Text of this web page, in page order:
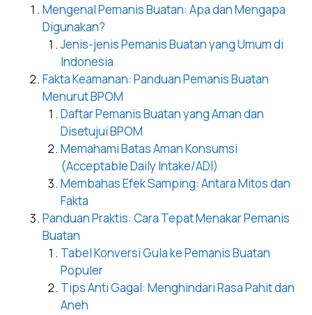
Mengenal Pemanis Buatan: Apa dan Mengapa
Digunakan?
Jenis-jenis Pemanis Buatan yang Umum di
Indonesia
Fakta Keamanan: Panduan Pemanis Buatan
Menurut BPOM
Daftar Pemanis Buatan yang Aman dan
Disetujui BPOM
Memahami Batas Aman Konsumsi
(Acceptable Daily Intake/ADI)
Membahas Efek Samping: Antara Mitos dan
Fakta
Panduan Praktis: Cara Tepat Menakar Pemanis
Buatan
Tabel Konversi Gula ke Pemanis Buatan
Populer
Tips Anti Gagal: Menghindari Rasa Pahit dan
Aneh